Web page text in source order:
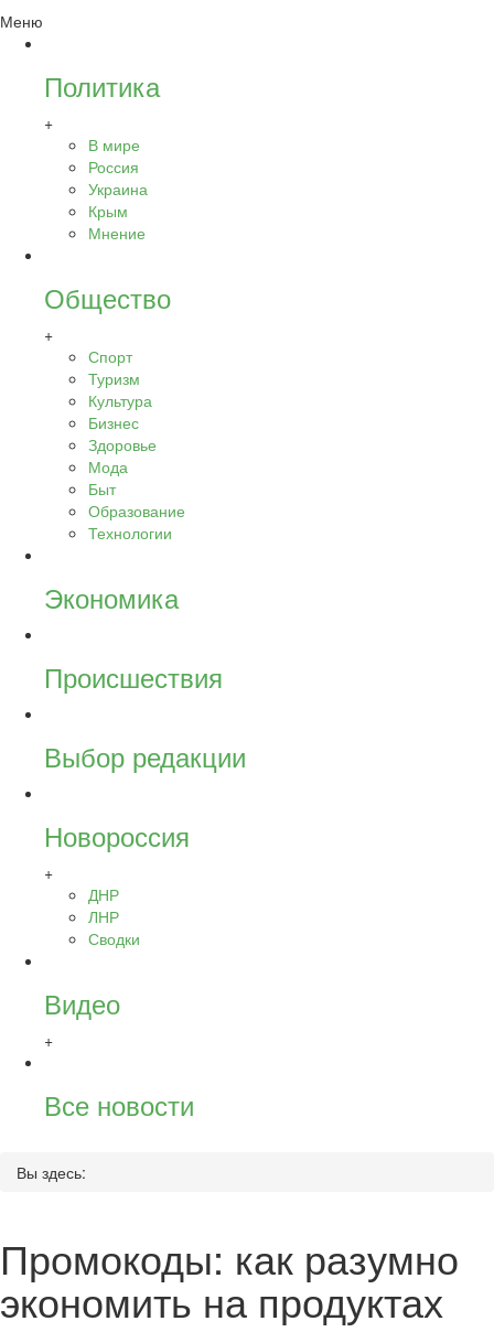
Меню
Политика
+
В мире
Россия
Украина
Крым
Мнение
Общество
+
Спорт
Туризм
Культура
Бизнес
Здоровье
Мода
Быт
Образование
Технологии
Экономика
Происшествия
Выбор редакции
Новороссия
+
ДНР
ЛНР
Сводки
Видео
+
Все новости
Вы здесь:
Промокоды: как разумно
экономить на продуктах